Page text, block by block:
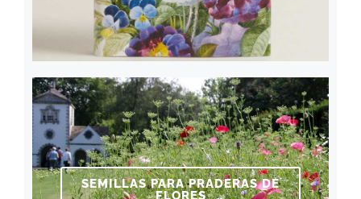
SEMILLAS PARA PRADERAS DE
FLORES